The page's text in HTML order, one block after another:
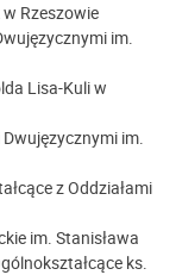
Rzeszowie
im.
Lisa-Kuli w
im.
z Oddziałami
im. Stanisława
ks.